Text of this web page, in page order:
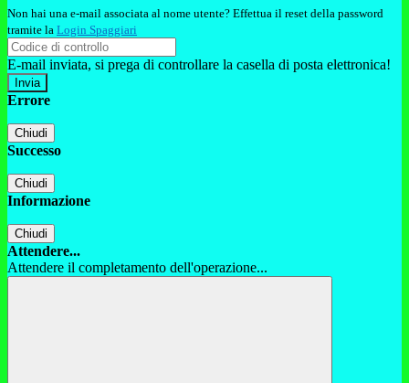
Non hai una e-mail associata al nome utente? Effettua il reset della password
tramite la Login Spaggiari
E-mail inviata, si prega di controllare la casella di posta elettronica!
Errore
Chiudi
Successo
Chiudi
Informazione
Chiudi
Attendere...
Attendere il completamento dell'operazione...